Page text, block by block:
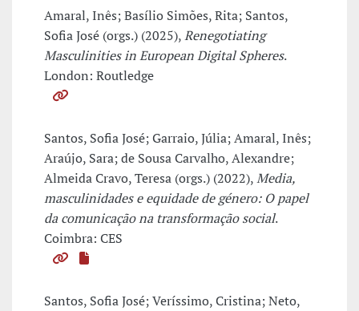
Amaral, Inês; Basílio Simões, Rita; Santos,
Sofia José (orgs.) (2025),Renegotiating
Masculinities in European Digital Spheres.
London: Routledge
Santos, Sofia José; Garraio, Júlia; Amaral, Inês;
Araújo, Sara; de Sousa Carvalho, Alexandre;
Almeida Cravo, Teresa (orgs.) (2022),Media,
masculinidades e equidade de género: O papel
da comunicação na transformação social.
Coimbra: CES
Santos, Sofia José; Veríssimo, Cristina; Neto,